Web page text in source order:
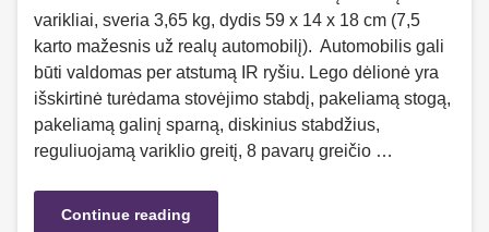
varikliai, sveria 3,65 kg, dydis 59 x 14 x 18 cm (7,5
karto mažesnis už realų automobilį). Automobilis gali
būti valdomas per atstumą IR ryšiu. Lego dėlionė yra
išskirtinė turėdama stovėjimo stabdį, pakeliamą stogą,
pakeliamą galinį sparną, diskinius stabdžius,
reguliuojamą variklio greitį, 8 pavarų greičio …
Continue reading